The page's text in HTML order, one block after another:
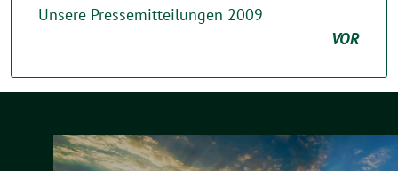
Unsere Pressemitteilungen 2009
VOR